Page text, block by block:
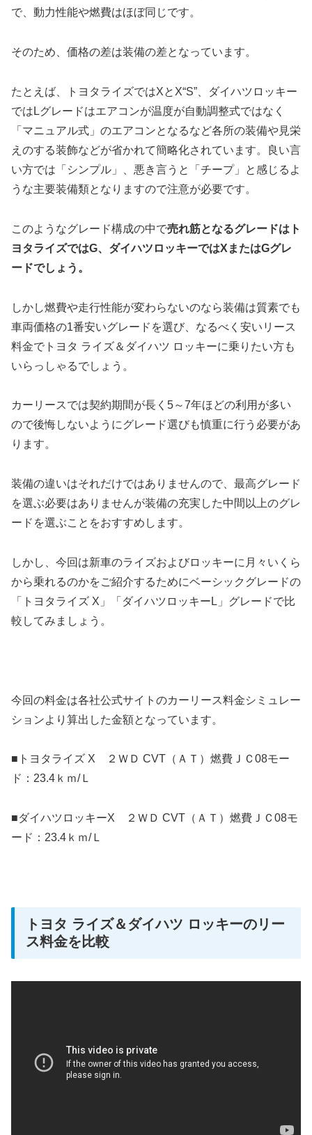
で、動力性能や燃費はほぼ同じです。
そのため、価格の差は装備の差となっています。
たとえば、トヨタライズではXとX“S”、ダイハツロッキー
ではLグレードはエアコンが温度が自動調整式ではなく
「マニュアル式」のエアコンとなるなど各所の装備や見栄
えのする装飾などが省かれて簡略化されています。良い言
い方では「シンプル」、悪き言うと「チープ」と感じるよ
うな主要装備類となりますので注意が必要です。
このようなグレード構成の中で売れ筋となるグレードはト
ヨタライズではG、ダイハツロッキーではXまたはGグレ
ードでしょう。
しかし燃費や走行性能が変わらないのなら装備は質素でも
車両価格の1番安いグレードを選び、なるべく安いリース
料金でトヨタ ライズ＆ダイハツ ロッキーに乗りたい方も
いらっしゃるでしょう。
カーリースでは契約期間が長く5～7年ほどの利用が多い
ので後悔しないようにグレード選びも慎重に行う必要があ
ります。
装備の違いはそれだけではありませんので、最高グレード
を選ぶ必要はありませんが装備の充実した中間以上のグレ
ードを選ぶことをおすすめします。
しかし、今回は新車のライズおよびロッキーに月々いくら
から乗れるのかをご紹介するためにベーシックグレードの
「トヨタライズ X」「ダイハツロッキーL」グレードで比
較してみましょう。
今回の料金は各社公式サイトのカーリース料金シミュレー
ションより算出した金額となっています。
■トヨタライズ X ２ＷＤ CVT（ＡＴ）燃費ＪＣ08モー
ド：23.4ｋｍ/Ｌ
■ダイハツロッキーX ２ＷＤ CVT（ＡＴ）燃費ＪＣ08モ
ード：23.4ｋｍ/Ｌ
トヨタ ライズ＆ダイハツ ロッキーのリー
ス料金を比較